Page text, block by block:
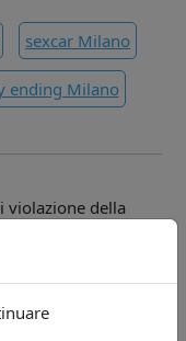
sexcar Milano
ending Milano
violazione della
e indirizzi)
mail Per segnalare
è possibile inviare